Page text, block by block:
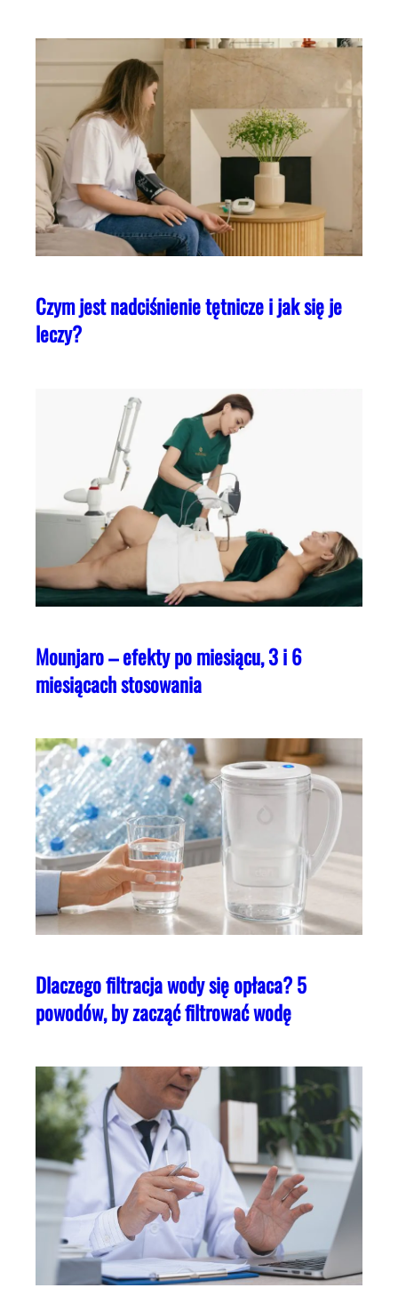
Czym jest nadciśnienie tętnicze i jak się je
leczy?
Mounjaro – efekty po miesiącu, 3 i 6
miesiącach stosowania
Dlaczego filtracja wody się opłaca? 5
powodów, by zacząć filtrować wodę